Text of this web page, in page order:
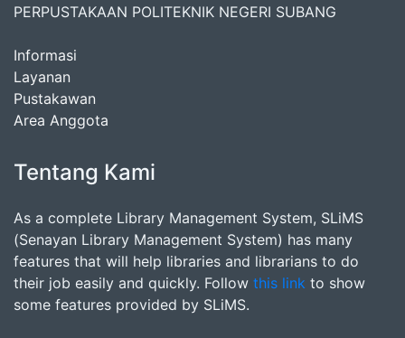
PERPUSTAKAAN POLITEKNIK NEGERI SUBANG
Informasi
Layanan
Pustakawan
Area Anggota
Tentang Kami
As a complete Library Management System, SLiMS
(Senayan Library Management System) has many
features that will help libraries and librarians to do
their job easily and quickly. Follow this link to show
some features provided by SLiMS.